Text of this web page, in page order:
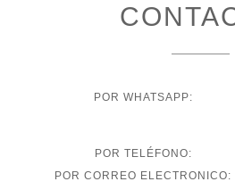
POR WHATSAPP:
POR TELÉFONO:
POR CORREO ELECTRONICO: